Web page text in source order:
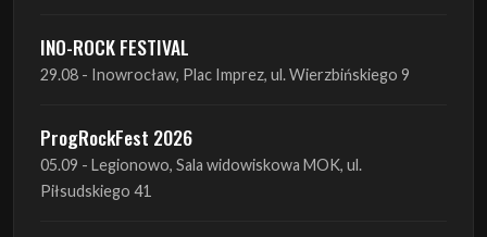
INO-ROCK FESTIVAL
29.08 - Inowrocław, Plac Imprez, ul. Wierzbińskiego 9
ProgRockFest 2026
05.09 - Legionowo, Sala widowiskowa MOK, ul.
Piłsudskiego 41